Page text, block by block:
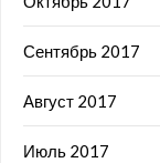
Сентябрь 2017
Август 2017
Июль 2017